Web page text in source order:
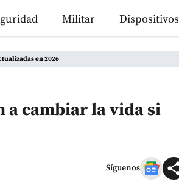
Militar Dispositivos
en 2026
a cambiar la vida si
Síguenos